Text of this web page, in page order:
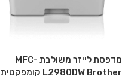
מדפסת לייזר משולבת MFC-
L2980DW Brother קומפקטית